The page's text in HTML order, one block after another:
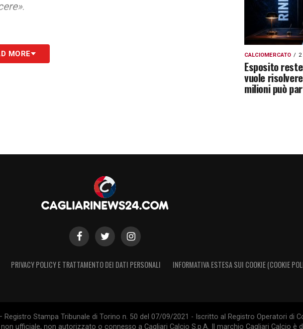
.
MORE CALCIOMERCATO
Esposito
vuole
milioni può
PRIVACY POLICY E TRATTAMENTO DEI DATI PERSONALI INFORMATIVA ESTESA SUI COOKIE (COOKIE
Stampa Tribunale di Torino n. 50 del 07/09/2021 - Iscritto al Registro Operatori di
ufficiale, non autorizzato o connesso a Cagliari Calcio S.p.A. Il marchio Cagliari Calcio è